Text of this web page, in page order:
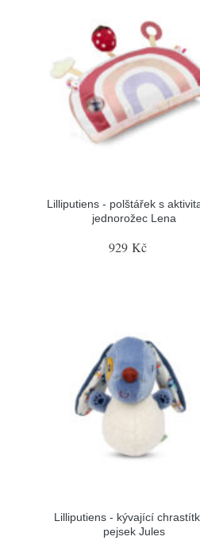
Lilliputiens - polštářek s
jednorožec Lena
929 Kč
Lilliputiens - kývající
pejsek Jules